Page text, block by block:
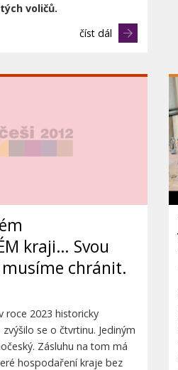
voličů.
číst dál
kraji… Svou
chránit.
roce 2023 historicky
se o čtvrtinu. Jediným
Zásluhu na tom má
hospodaření kraje bez